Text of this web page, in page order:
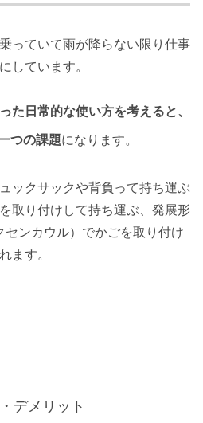
っていて雨が降らない限り仕事
しています。
た日常的な使い方を考えると、
つの課題になります。
ックサックや背負って持ち運ぶ
取り付けして持ち運ぶ、発展形
ンカウル）でかごを取り付け
ます。
デメリット